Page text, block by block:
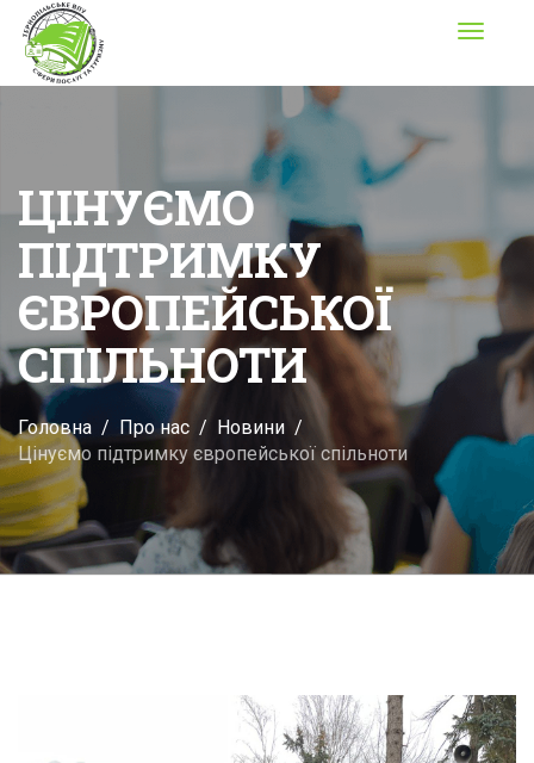
Toggle
ЦІНУЄМО
ПІДТРИМКУ
ЄВРОПЕЙСЬКОЇ
СПІЛЬНОТИ
Головна Про нас
Новини
Цінуємо підтримку європейської спільноти